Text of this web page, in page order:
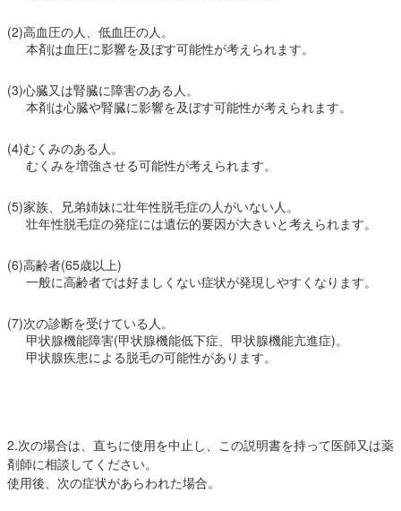
(2)高血圧の人、低血圧の人。
本剤は血圧に影響を及ぼす可能性が考えられます。
(3)心臓又は腎臓に障害のある人。
本剤は心臓や腎臓に影響を及ぼす可能性が考えられます。
(4)むくみのある人。
むくみを増強させる可能性が考えられます。
(5)家族、兄弟姉妹に壮年性脱毛症の人がいない人。
壮年性脱毛症の発症には遺伝的要因が大きいと考えられます。
(6)高齢者(65歳以上)
一般に高齢者では好ましくない症状が発現しやすくなります。
(7)次の診断を受けている人。
甲状腺機能障害(甲状腺機能低下症、甲状腺機能亢進症)。
甲状腺疾患による脱毛の可能性があります。
2.次の場合は、直ちに使用を中止し、この説明書を持って医師又は薬
剤師に相談してください。
使用後、次の症状があらわれた場合。